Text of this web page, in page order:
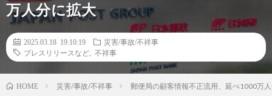
万人分に拡大
2025.03.18 19:10:19
災害/事故/不祥事
プレスリリースなど
不祥事
HOME 災害/事故/不祥事 郵便局の顧客情報不正流用、延べ1000万